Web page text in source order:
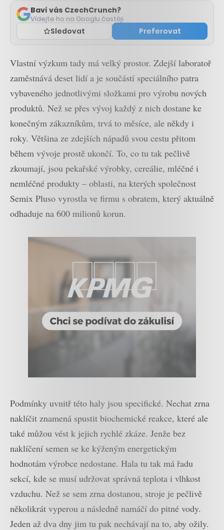
Baví vás CzechCrunch?
Vídejte ho na Googlu častěji.
Sledovat Preferovat
Vlastní výzkum tady má velký prostor. Zdejší laboratoř
zaměstnává deset lidí a je součástí speciálního patra
vybaveného jednotlivými složkami pro výrobu nových
produktů. Než se přes vývoj každý z nich dostane ke
konečným zákazníkům, trvá to měsíce, ale někdy i
roky. Většina ze zdejších nápadů svou cestu přitom
během vývoje prostě ukončí. To, co tu tak pečlivě
zkoumají, jsou pekařské výrobky, cereálie, mléčné i
nemléčné produkty – oblasti, na kterých společnost
Semix Pluso vyrostla ve firmu s obratem, který aktuálně
odhaduje na 600 milionů korun.
Podmínky uvnitř této haly jsou specifické. Nechat zrna
naklíčit znamená spustit biochemické reakce, které ale
také můžou vést k jejich rychlé zkáze. Jenže bez
naklíčení semen se ke kýženým energetickým
hodnotám výrobce nedostane. Hala tu tak má řadu
sekcí, kde se musí udržovat správná teplota i vlhkost
vzduchu. Než se sem zrna dostanou, stroje je pečlivě
několikrát vyperou a následně namáčí do pitné vody.
Jeden až dva dny jim tu pak nechávají na to, aby ožily.